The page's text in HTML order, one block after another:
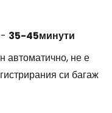
35-45минути
автоматично, не е
си багаж